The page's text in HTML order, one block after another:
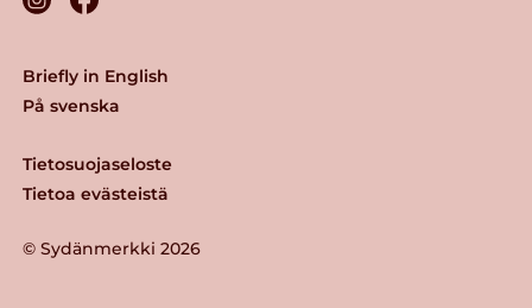
© Sydänmerkki 2026
Tietosuojaseloste
Tietoa evästeistä
Briefly in English
På svenska